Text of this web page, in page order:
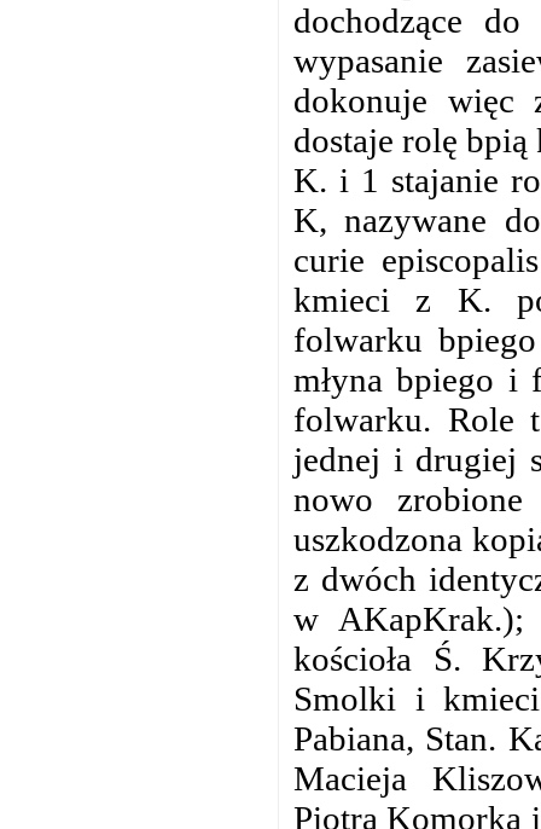
dochodzące
wypasanie
dokonuje więc
dostaje rolę
K. i 1 stajanie
K, nazywane
curie
kmieci z K.
folwarku
młyna bpiego i
folwarku. Role
jednej i drugiej
nowo
uszkodzona
z dwóch
w
kościoła Ś.
Smolki i
Pabiana, Stan.
Macieja
Piotra Komorka